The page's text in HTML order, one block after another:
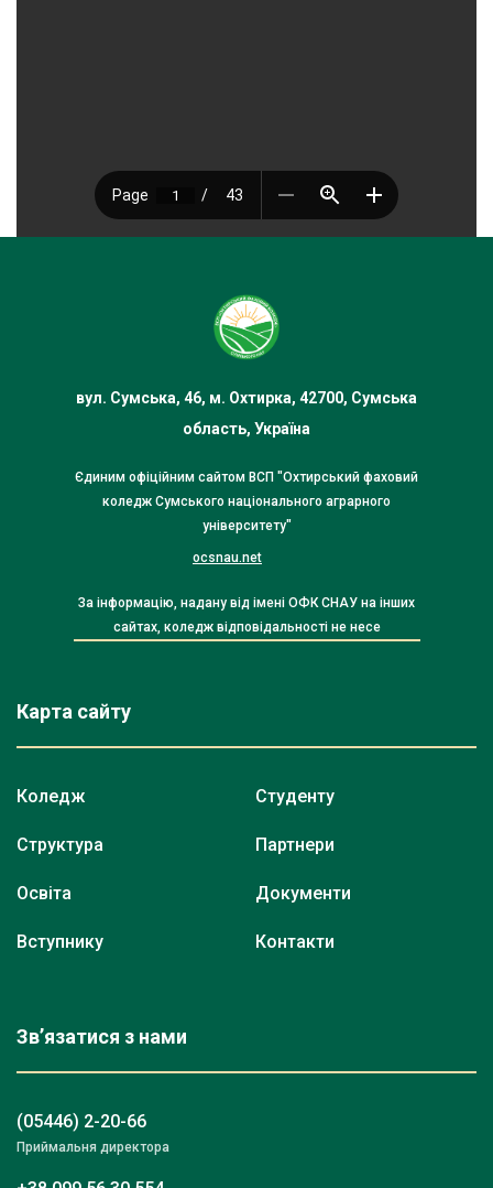
вул. Сумська, 46, м. Охтирка, 42700, Сумська
область, Україна
Єдиним офіційним сайтом ВСП "Охтирський фаховий
коледж Сумського національного аграрного
університету"
ocsnau.net
За інформацію, надану від імені ОФК СНАУ на інших
сайтах, коледж відповідальності не несе
Карта сайту
Коледж
Структура
Освіта
Вступнику
Студенту
Партнери
Документи
Контакти
Зв’язатися з нами
(05446) 2-20-66
Приймальня директора